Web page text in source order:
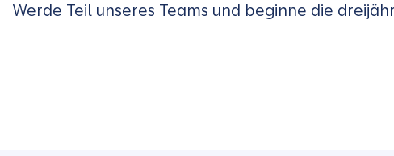
Werde Teil unseres Teams und beginne die